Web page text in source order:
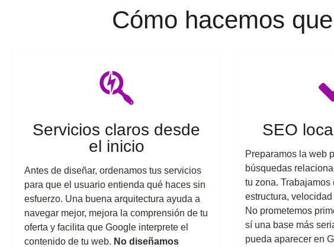
Cómo hacemos
Servicios claros desde
el inicio
Antes de diseñar, ordenamos tus servicios
para que el usuario entienda qué haces sin
esfuerzo. Una buena arquitectura ayuda a
navegar mejor, mejora la comprensión de tu
oferta y facilita que Google interprete el
contenido de tu web. No diseñamos
SEO
Preparamos la web
búsquedas
tu zona. Trabajamos
estructura,
No prometemos
sí una base más
pueda aparecer en